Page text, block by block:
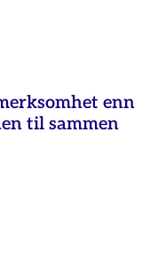
enn
til sammen